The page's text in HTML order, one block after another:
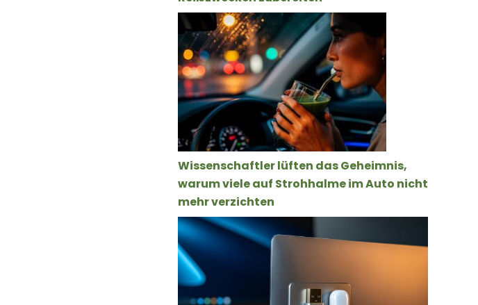
Wissenschaftler lüften das Geheimnis,
warum viele auf Strohhalme im Auto nicht
mehr verzichten